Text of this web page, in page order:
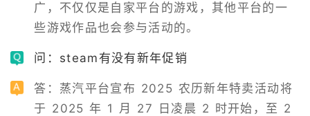
广，不仅仅是自家平台的游戏，其他平台的一
些游戏作品也会参与活动的。
问：steam有没有新年促销
答：蒸汽平台宣布 2025 农历新年特卖活动将
于 2025 年 1 月 27 日凌晨 2 时开始，至 2